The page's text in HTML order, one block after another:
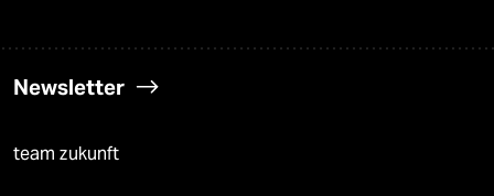
Newsletter
team zukunft